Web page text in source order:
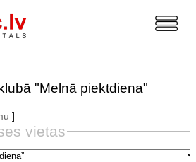
"Melnā piektdiena"
]
vietas